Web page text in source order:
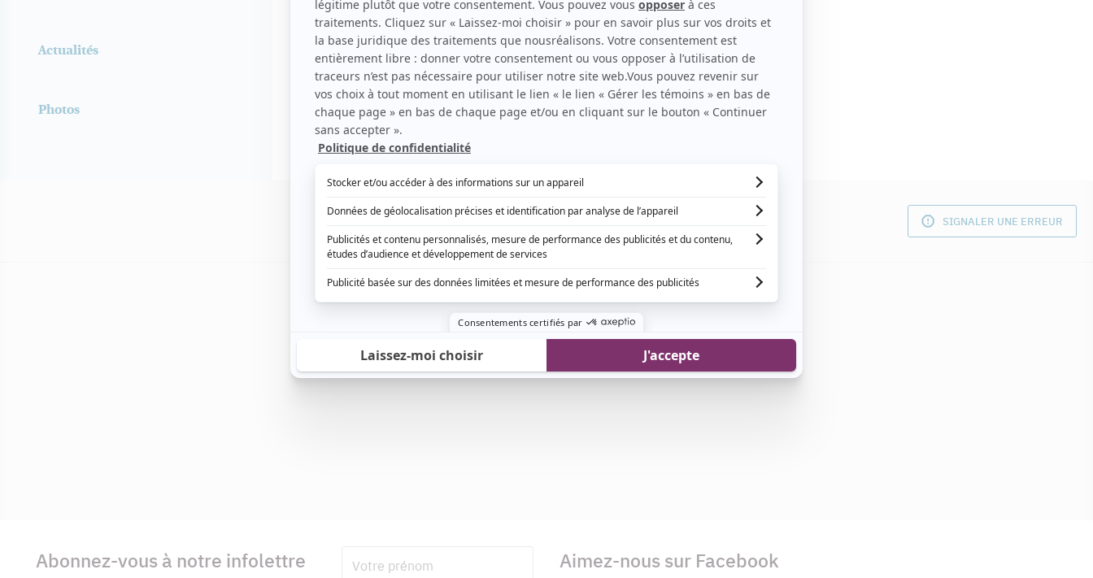
Actualités
Photos
Voir les films de Sylvain Guy sur Cinoche.com
EN COLLABORATION AVEC SIGNALER UNE ERREUR
complémentaires
Abonnez-vous à notre infolettre Aimez-nous sur Facebook